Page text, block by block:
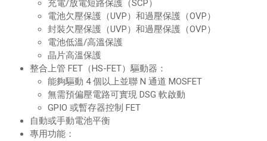
充電/放電短路保護（SCP）
電池欠壓保護（UVP）和過壓保護（OVP）
封裝欠壓保護（UVP）和過壓保護（OVP）
電池低溫/高溫保護
晶片高溫保護
整合上管 FET（HS-FET）驅動器：
能夠驅動 4 個以上並聯 N 通道 MOSFET
無需預偏壓電路可實現 DSG 軟啟動
GPIO 或暫存器控制 FET
自動或手動電池平衡
專用功能：